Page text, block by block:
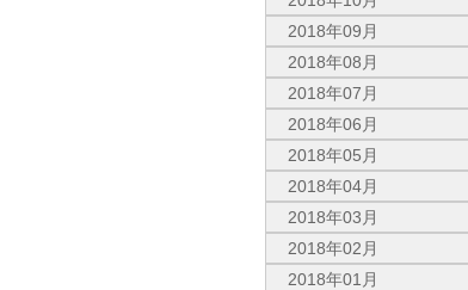
2018年09月
2018年08月
2018年07月
2018年06月
2018年05月
2018年04月
2018年03月
2018年02月
2018年01月